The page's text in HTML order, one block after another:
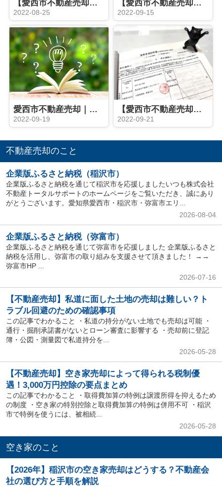
【愛西市不動産売却】決済
2022-08-25
【愛西市不動産売却】事前審査
2022-09-15
愛西市不動産売却｜家屋番号とは？
2022-09-19
【愛西市不動産売却】契約同日決済
2022-09-21
不動産売却のこと
企業版ふるさと納税（稲沢市）
企業版ふるさと納税を通じて稲沢市を応援しましたいつも株式会社
不動産トータルサポートのホームページをご覧いただき、誠にあり
がとうございます。愛知県愛西市・稲沢市・弥富市エリ...
2026-08-04
企業版ふるさと納税（弥富市）
企業版ふるさと納税を通じて弥富市を応援しました 企業版ふるさと
納税を活用し、弥富市の取り組みを支援させて頂きました！ →→
弥富市HP ...
2026-07-16
【不動産売却】私道に面した土地の売却は難しい？ト
ラブル回避のための確認事項
この記事でわかること ・私道の持分がない土地でも売却は可能 ・
通行・掘削承諾書がないとローン審査に影響する ・売却前に登記
簿・公図・測量図で私道持分を...
2026-05-28
【不動産売却】空き家売却によって得られる税制優
遇！3,000万円控除の要点まとめ
この記事でわかること ・取得費加算の特例は譲渡所得を抑えるため
の制度 ・空き家の特別控除と取得費加算の特例は併用不可 ・稲沢
市で特例を使うには、被相続...
2026-05-28
空き家のこと
【2026年】稲沢市の空き家売却はどうする？不動産会
社の選び方と手順を解説